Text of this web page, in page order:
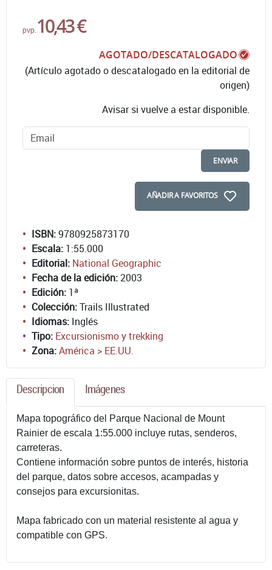
pvp. 10,43 €
AGOTADO/DESCATALOGADO
(Artículo agotado o descatalogado en la editorial de
origen)
Avisar si vuelve a estar disponible.
ENVIAR
AÑADIR A FAVORITOS
ISBN:9780925873170
Escala: 1:55.000
Editorial: National Geographic
Fecha de la edición:2003
Edición: 1ª
Colección:Trails Illustrated
Idiomas: Inglés
Tipo: Excursionismo y trekking
Zona:América > EE.UU.
Descripcion Imágenes
Mapa topográfico del Parque Nacional de Mount
Rainier de escala 1:55.000 incluye rutas, senderos,
carreteras.
Contiene información sobre puntos de interés, historia
del parque, datos sobre accesos, acampadas y
consejos para excursionitas.
Mapa fabricado con un material resistente al agua y
compatible con GPS.